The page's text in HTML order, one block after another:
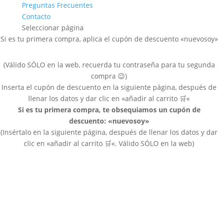
Preguntas Frecuentes
Contacto
Seleccionar página
Si es tu primera compra, aplica el cupón de descuento «nuevosoy»
(Válido SÓLO en la web, recuerda tu contraseña para tu segunda
compra 😉)
Inserta el cupón de descuento en la siguiente página, después de
llenar los datos y dar clic en «añadir al carrito 🛒«
Si es tu primera compra, te obsequiamos un cupón de
descuento: «nuevosoy»
(Insértalo en la siguiente página, después de llenar los datos y dar
clic en «añadir al carrito 🛒«. Válido SÓLO en la web)